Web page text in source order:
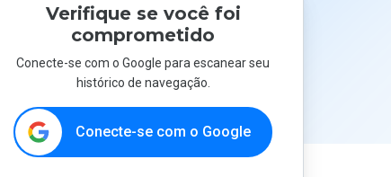
Verifique se você foi
comprometido
Conecte-se com o Google para escanear seu
histórico de navegação.
Conecte-se com o Google